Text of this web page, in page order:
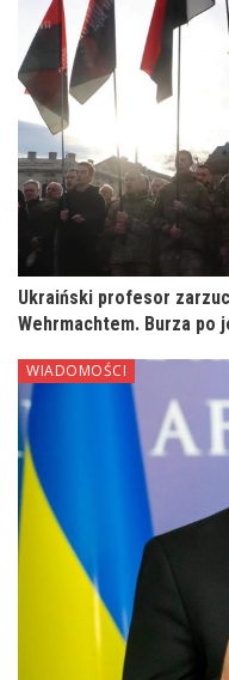
Ukraiński profesor
Wehrmachtem. Burza po
WIADOMOŚCI